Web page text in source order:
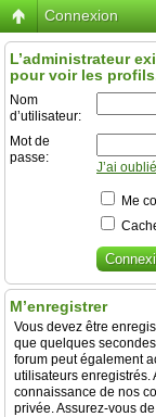
Connexion
L’administrateur
pour voir les
Nom
d’utilisateur:
Mot de
passe:
J’ai
Me
M’enregistrer
Vous devez être
que quelques
forum peut également
utilisateurs enregistrés.
connaissance de nos
privée. Assurez-vous